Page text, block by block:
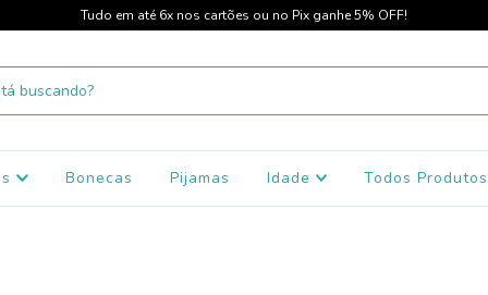
Tudo em até 6x nos cartões ou no Pix ganhe 5% OFF!
Bonecas Pijamas Idade Todos